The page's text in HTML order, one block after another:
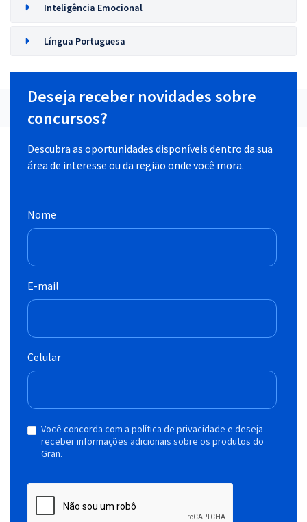
Inteligência Emocional
Língua Portuguesa
Deseja receber novidades sobre
concursos?
Descubra as oportunidades disponíveis dentro da sua
área de interesse ou da região onde você mora.
Nome
E-mail
Celular
Você concorda com a política de privacidade e deseja
receber informações adicionais sobre os produtos do
Gran.